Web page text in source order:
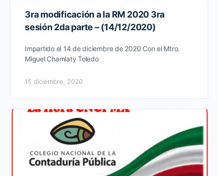
3ra modificación a la RM 2020 3ra
sesión 2da parte – (14/12/2020)
Impartido el 14 de diciembre de 2020 Con el Mtro.
Miguel Chamlaty Toledo
15 diciembre, 2020